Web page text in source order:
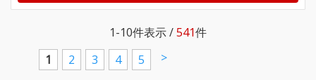
1-10件表示 /541件
1
2 3 4 5 >